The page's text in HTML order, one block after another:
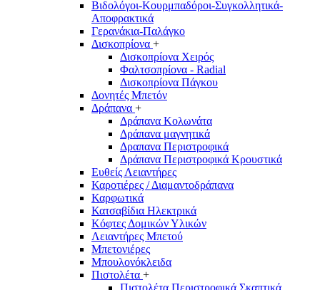
Βιδολόγοι-Κουρμπαδόροι-Συγκολλητικά-
Αποφρακτικά
Γερανάκια-Παλάγκο
Δισκοπρίονα +
Δισκοπρίονα Χειρός
Φαλτσοπρίονα - Radial
Δισκοπρίονα Πάγκου
Δονητές Μπετόν
Δράπανα +
Δράπανα Κολωνάτα
Δράπανα μαγνητικά
Δραπανα Περιστροφικά
Δράπανα Περιστροφικά Κρουστικά
Ευθείς Λειαντήρες
Καροτιέρες / Διαμαντοδράπανα
Καρφωτικά
Κατσαβίδια Ηλεκτρικά
Κόφτες Δομικών Υλικών
Λειαντήρες Μπετού
Μπετονιέρες
Μπουλονόκλειδα
Πιστολέτα +
Πιστολέτα Περιστροφικά Σκαπτικά